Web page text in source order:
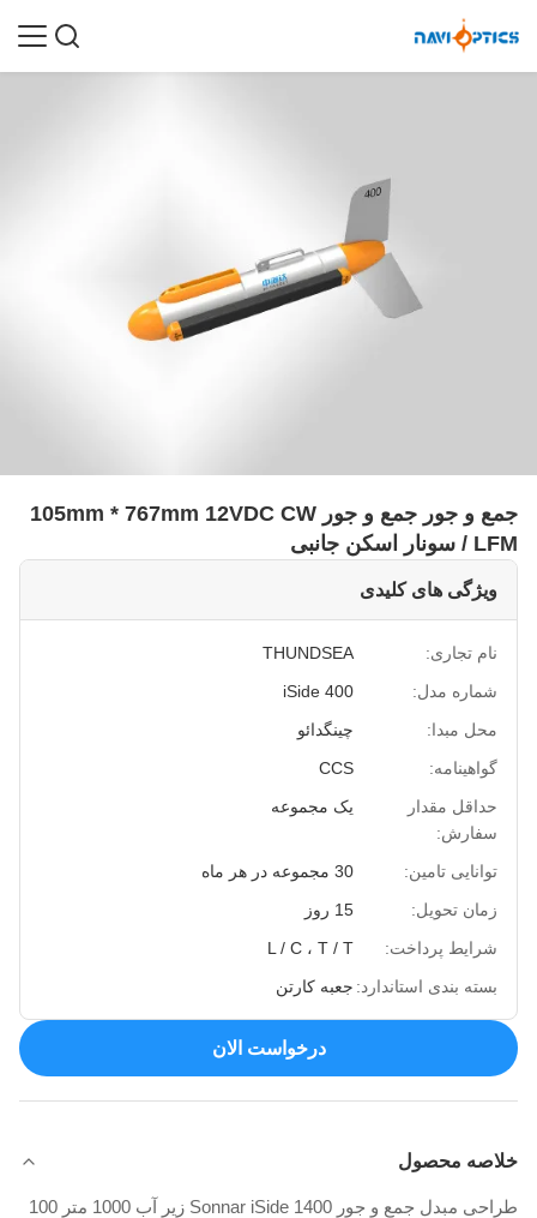
جمع و جور جمع و جور 105mm * 767mm 12VDC CW
/ LFM سونار اسکن جانبی
ویژگی های کلیدی
نام تجاری:
THUNDSEA
شماره مدل:
iSide 400
محل مبدا:
چینگدائو
گواهینامه:
CCS
حداقل مقدار
سفارش:
یک مجموعه
توانایی تامین:
30 مجموعه در هر ماه
زمان تحویل:
15 روز
شرایط پرداخت:
L / C ، T / T
بسته بندی استاندارد: جعبه کارتن
درخواست الان
خلاصه محصول
طراحی مبدل جمع و جور Sonnar iSide 1400 زیر آب 1000 متر 100